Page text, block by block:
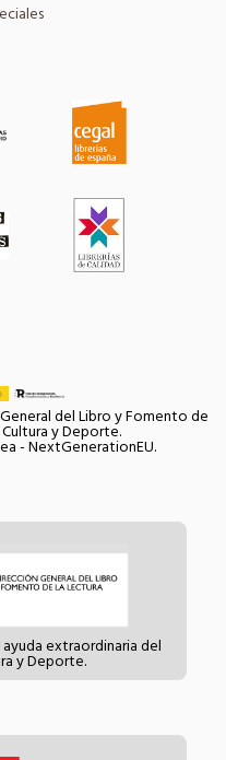
del Libro y Fomento de
y Deporte.
- NextGenerationEU.
extraordinaria del
y Deporte.